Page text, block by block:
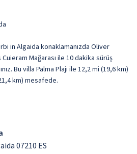
in Algaida konaklamanızda Oliver
Mağarası ile 10 dakika sürüş
Bu villa Palma Plajı ile 12,2 mi (19,6 km)
km) mesafede.
07210 ES